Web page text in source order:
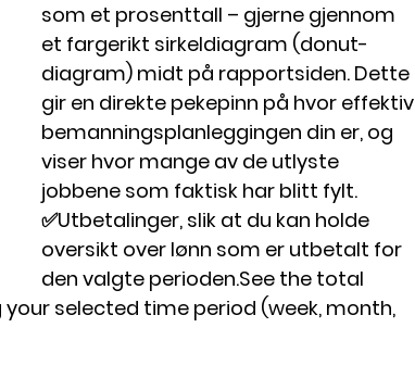
som et prosenttall – gjerne gjennom
et fargerikt sirkeldiagram (donut-
diagram) midt på rapportsiden. Dette
gir en direkte pekepinn på hvor effektiv
bemanningsplanleggingen din er, og
viser hvor mange av de utlyste
jobbene som faktisk har blitt fylt.
✅Utbetalinger, slik at du kan holde
oversikt over lønn som er utbetalt for
den valgte perioden.See the total
selected time period (week, month,